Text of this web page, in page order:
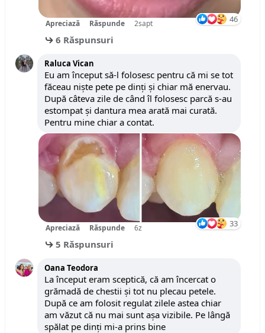
Apreciază Răspunde 2sapt 46
6 Răspunsuri
Raluca Vican
Eu am început să-l folosesc pentru că mi se tot
făceau niște pete pe dinți și chiar mă enervau.
După câteva zile de când îl folosesc parcă s-au
estompat și dantura mea arată mai curată.
Pentru mine chiar a contat.
Apreciază Răspunde 6z 33
5 Răspunsuri
Oana Teodora
La început eram sceptică, că am încercat o
grămadă de chestii și tot nu plecau petele.
După ce am folosit regulat zilele astea chiar
am văzut că nu mai sunt așa vizibile. Pe lângă
spălat pe dinți mi-a prins bine